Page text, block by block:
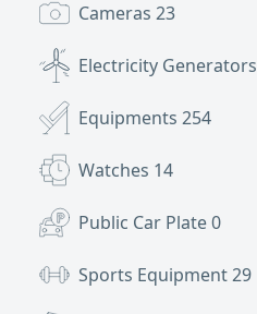
Cameras 23
Electricity Generators
Equipments 254
Watches 14
Public Car Plate0
Sports Equipment29